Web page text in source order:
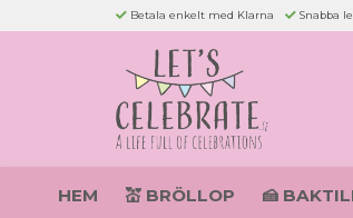
Betala enkelt med Klarna Snabba
HEM 💒 BRÖLLOP 🍰